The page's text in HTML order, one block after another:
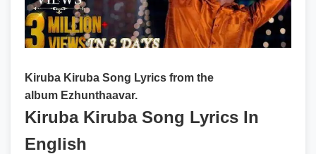
Kiruba Kiruba Song Lyrics from the
album Ezhunthaavar.
Kiruba Kiruba Song Lyrics In
English